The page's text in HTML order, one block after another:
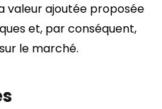
ajoutée proposée
et, par conséquent,
le marché.